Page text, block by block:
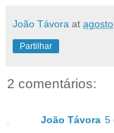
João Távora at
Partilhar
2 comentários:
João Távora 5